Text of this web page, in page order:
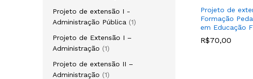
Projeto de
Formação
em Educação
R$70,00
R$70,00
Projeto de extensão I -
Administração Pública
1
Projeto de Extensão I –
Administração
1
Projeto de extensão II –
Administração
1